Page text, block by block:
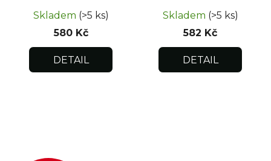
Skladem (>5 ks)
580 Kč
DETAIL
Skladem (>5 ks)
582 Kč
DETAIL